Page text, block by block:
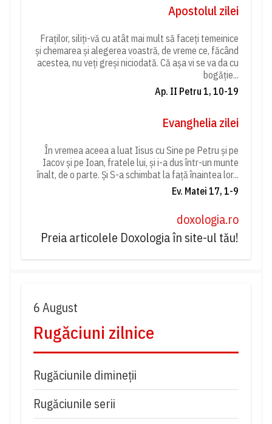
Apostolul zilei
Fraților, siliți-vă cu atât mai mult să faceți temeinice
și chemarea și alegerea voastră, de vreme ce, făcând
acestea, nu veți greși niciodată. Că așa vi se va da cu
bogăție...
Ap. II Petru 1, 10-19
Evanghelia zilei
În vremea aceea a luat Iisus cu Sine pe Petru și pe
Iacov și pe Ioan, fratele lui, și i-a dus într-un munte
înalt, de o parte. Și S-a schimbat la față înaintea lor...
Ev. Matei 17, 1-9
doxologia.ro
Preia articolele Doxologia în site-ul tău!
6 August
Rugăciuni zilnice
Rugăciunile dimineții
Rugăciunile serii